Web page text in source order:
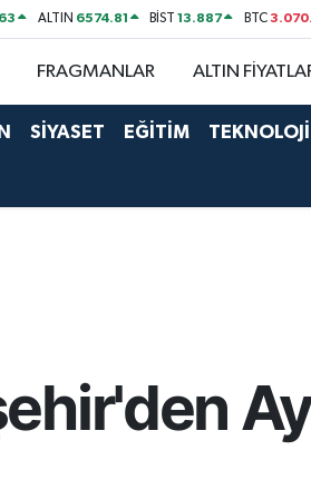
ALTIN 6574.81 BİST13.887 BTC
FRAGMANLAR ALTIN
SİYASET EĞİTİM TEKNOLOJİ